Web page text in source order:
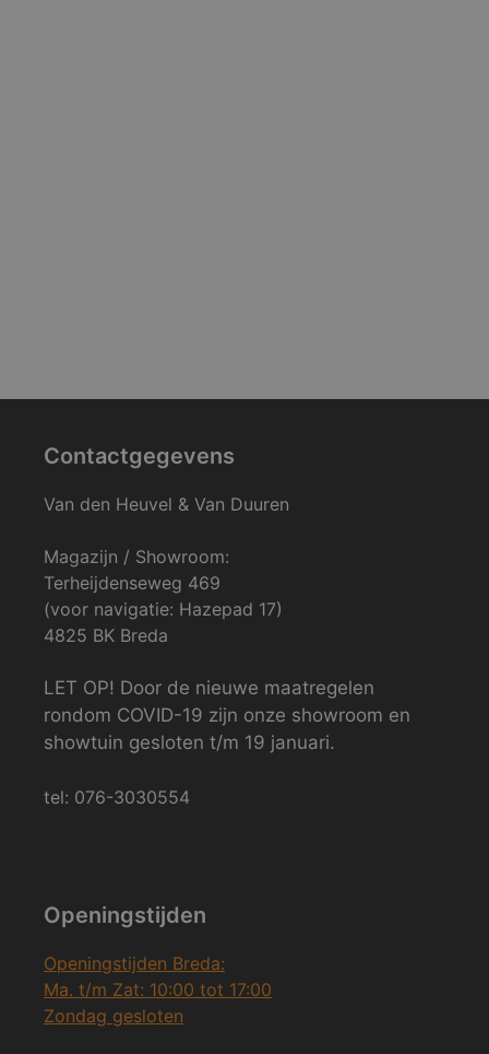
Contactgegevens
Van den Heuvel & Van Duuren
Magazijn / Showroom:
Terheijdenseweg 469
(voor navigatie: Hazepad 17)
4825 BK Breda
LET OP! Door de nieuwe maatregelen
rondom COVID-19 zijn onze showroom en
showtuin gesloten t/m 19 januari.
tel: 076-3030554
Openingstijden
Openingstijden Breda:
Ma. t/m Zat: 10:00 tot 17:00
Zondag gesloten